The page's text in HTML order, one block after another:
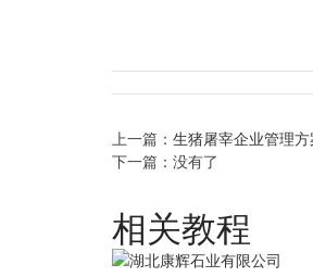
上一篇： 生猪屠宰企业管理
下一篇：没有了
相关教程